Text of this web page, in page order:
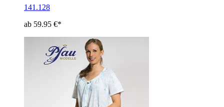
141.128
ab 59.95 €*